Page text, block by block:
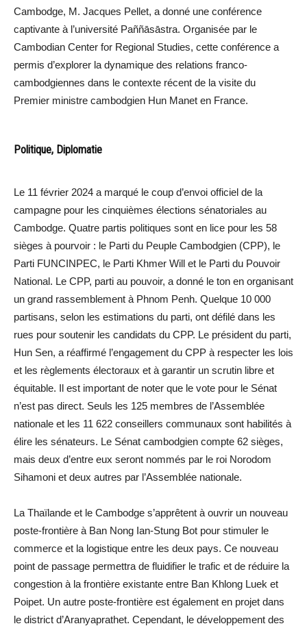
Cambodge, M. Jacques Pellet, a donné une conférence
captivante à l’université Paññāsāstra. Organisée par le
Cambodian Center for Regional Studies, cette conférence a
permis d’explorer la dynamique des relations franco-
cambodgiennes dans le contexte récent de la visite du
Premier ministre cambodgien Hun Manet en France.
Politique, Diplomatie
Le 11 février 2024 a marqué le coup d’envoi officiel de la
campagne pour les cinquièmes élections sénatoriales au
Cambodge. Quatre partis politiques sont en lice pour les 58
sièges à pourvoir : le Parti du Peuple Cambodgien (CPP), le
Parti FUNCINPEC, le Parti Khmer Will et le Parti du Pouvoir
National. Le CPP, parti au pouvoir, a donné le ton en organisant
un grand rassemblement à Phnom Penh. Quelque 10 000
partisans, selon les estimations du parti, ont défilé dans les
rues pour soutenir les candidats du CPP. Le président du parti,
Hun Sen, a réaffirmé l’engagement du CPP à respecter les lois
et les règlements électoraux et à garantir un scrutin libre et
équitable. Il est important de noter que le vote pour le Sénat
n’est pas direct. Seuls les 125 membres de l’Assemblée
nationale et les 11 622 conseillers communaux sont habilités à
élire les sénateurs. Le Sénat cambodgien compte 62 sièges,
mais deux d’entre eux seront nommés par le roi Norodom
Sihamoni et deux autres par l’Assemblée nationale.
La Thaïlande et le Cambodge s’apprêtent à ouvrir un nouveau
poste-frontière à Ban Nong Ian-Stung Bot pour stimuler le
commerce et la logistique entre les deux pays. Ce nouveau
point de passage permettra de fluidifier le trafic et de réduire la
congestion à la frontière existante entre Ban Khlong Luek et
Poipet. Un autre poste-frontière est également en projet dans
le district d’Aranyaprathet. Cependant, le développement des